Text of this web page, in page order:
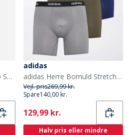
MessyWeekend Nye Depp Solbriller Champagne
adidas
adidas Herre Bomuld Stretch Tre Pak Boxer Shorts Navy/Grå/Olive
Vejl. pris269,99 kr.
Spare140,00 kr.
Current
129,99 kr.
Halv pris eller mindre